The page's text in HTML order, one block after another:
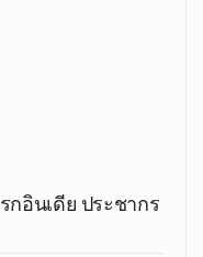
กอินเดีย ประชากร